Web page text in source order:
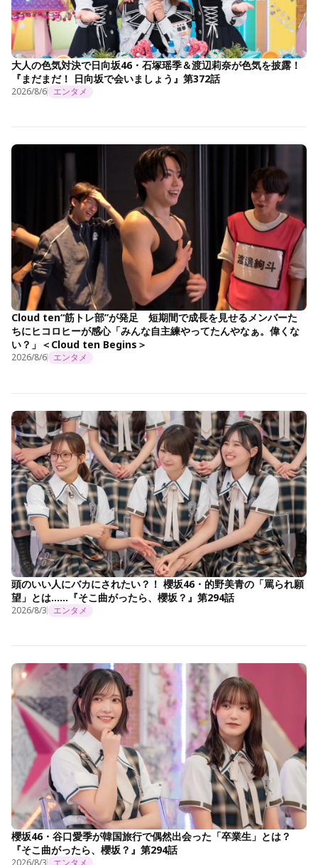
大人の色気対決で日向坂46・石塚瑶季＆渡辺莉奈が色気を披露！
『まだまだ！ 日向坂で会いましょう』第372話
2026/8/6 エンタメ
Cloud ten“筋トレ部”が発足 短期間で成長を見せるメンバーた
ちにヒコロヒーが感心「みんな自主練やってたんやなぁ。偉くな
い？」＜Cloud ten Begins＞
2026/8/6 エンタメ
頭のいい人にバカにされたい？！ 櫻坂46・的野美青の「罵られ願
望」とは……『そこ曲がったら、櫻坂？』第294話
2026/8/3 エンタメ
櫻坂46・谷口愛季が韓国旅行で偶然出会った「卒業生」とは？
『そこ曲がったら、櫻坂？』第294話